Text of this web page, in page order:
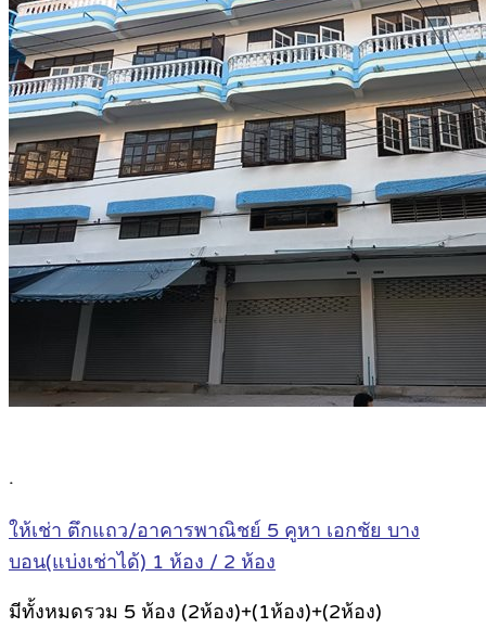
.
ให้เช่า ตึกแถว/อาคารพาณิชย์ 5 คูหา เอกชัย บาง
บอน(แบ่งเช่าได้) 1 ห้อง / 2 ห้อง
มีทั้งหมดรวม 5 ห้อง (2ห้อง)+(1ห้อง)+(2ห้อง)